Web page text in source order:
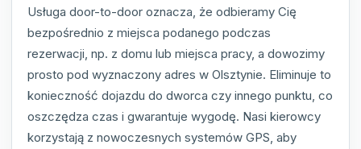
Usługa door-to-door oznacza, że odbieramy Cię
bezpośrednio z miejsca podanego podczas
rezerwacji, np. z domu lub miejsca pracy, a dowozimy
prosto pod wyznaczony adres w Olsztynie. Eliminuje to
konieczność dojazdu do dworca czy innego punktu, co
oszczędza czas i gwarantuje wygodę. Nasi kierowcy
korzystają z nowoczesnych systemów GPS, aby